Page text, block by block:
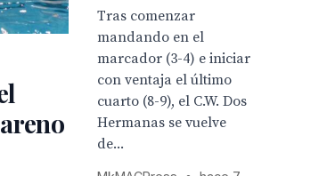
Tras comenzar
mandando en el
marcador (3-4) e iniciar
con ventaja el último
cuarto (8-9), el C.W. Dos
Hermanas se vuelve
de...